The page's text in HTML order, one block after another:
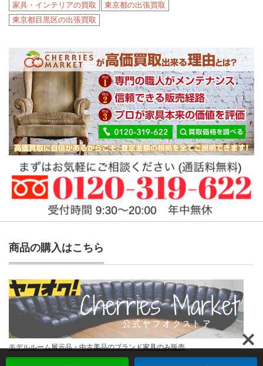
家具・インテリアの買取
東京都の出張買取
東京都目黒区の出張買取
商品の購入はこちら
モデルルーム展示品・中古美品のブランド家具のみ販売